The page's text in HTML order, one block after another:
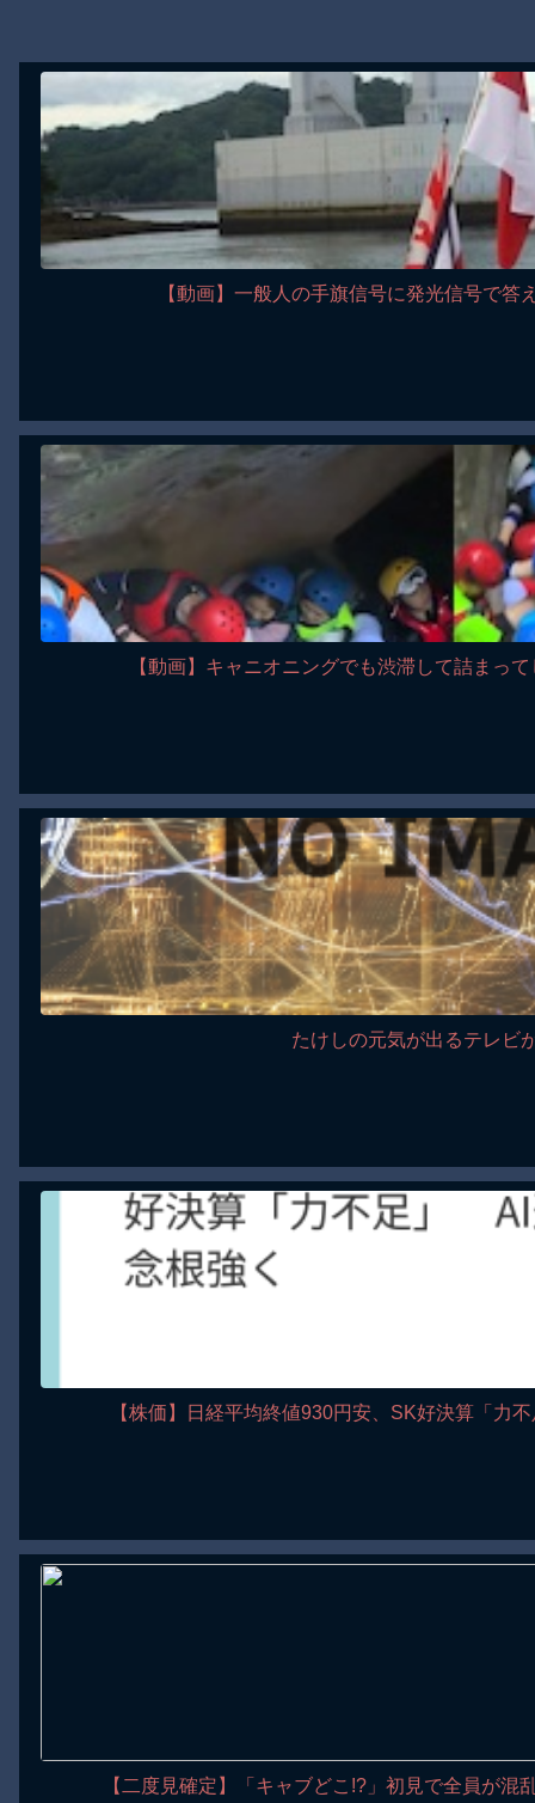
【動画】一般人の手旗信号に発光信号で答
【動画】キャニオニングでも渋滞して詰まっ
たけしの元気が出るテレビ
【株価】日経平均終値930円安、SK好決算「力
【二度見確定】「キャブどこ!?」初見で全員が混